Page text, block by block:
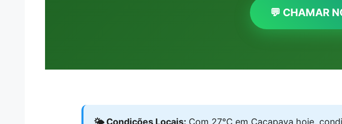
💬 CHAMAR
🌤️ Condições Locais: Com 27°C em Caçapava hoje,